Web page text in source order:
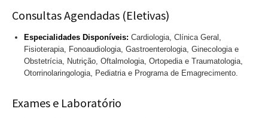
Consultas Agendadas (Eletivas)
Especialidades Disponíveis: Cardiologia, Clínica Geral,
Fisioterapia, Fonoaudiologia, Gastroenterologia, Ginecologia e
Obstetrícia, Nutrição, Oftalmologia, Ortopedia e Traumatologia,
Otorrinolaringologia, Pediatria e Programa de Emagrecimento.
Exames e Laboratório